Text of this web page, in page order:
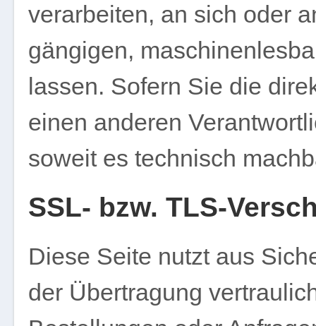
verarbeiten, an sich oder
gängigen,
lassen. Sofern Sie die
einen anderen
soweit es technisch
SSL- bzw. TLS-
Diese Seite nutzt aus
der Übertragung